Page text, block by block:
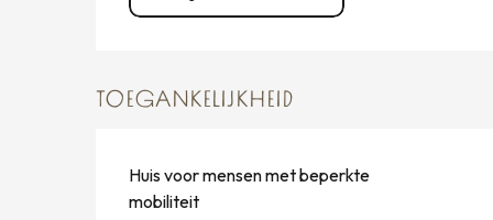
TOEGANKELIJKHEID
Huis voor mensen met beperkte
mobiliteit